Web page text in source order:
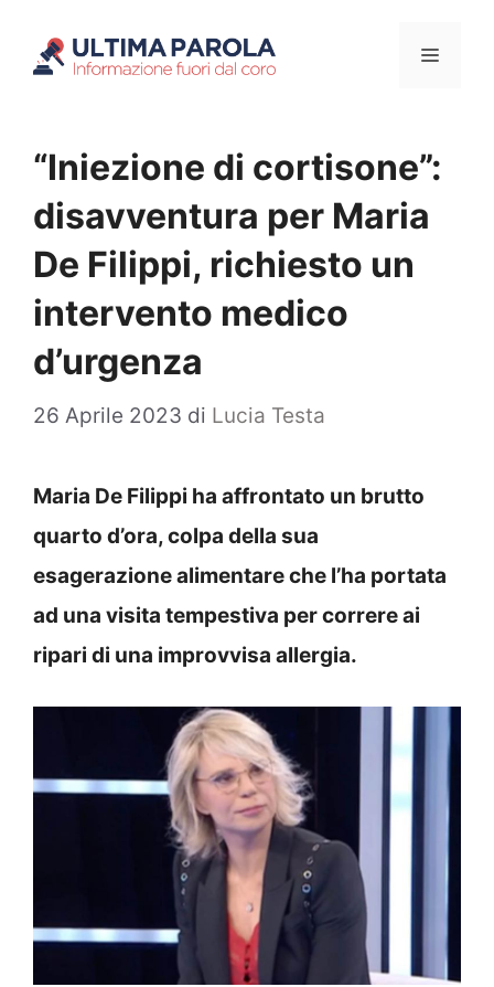
Menu
“Iniezione di cortisone”:
disavventura per Maria
De Filippi, richiesto un
intervento medico
d’urgenza
26 Aprile 2023 di Lucia Testa
Maria De Filippi ha affrontato un brutto
quarto d’ora, colpa della sua
esagerazione alimentare che l’ha portata
ad una visita tempestiva per correre ai
ripari di una improvvisa allergia.